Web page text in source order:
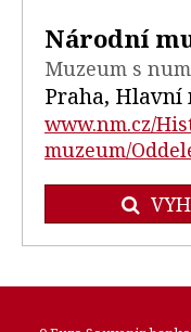
Národní
Muzeum s
Praha, Hlavní
www.nm.cz/
muzeum/